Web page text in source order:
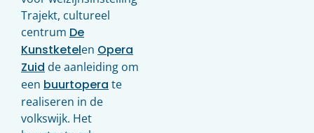
Trajekt, cultureel
centrum De
Kunstketelen Opera
Zuid de aanleiding om
een buurtopera te
realiseren in de
volkswijk. Het